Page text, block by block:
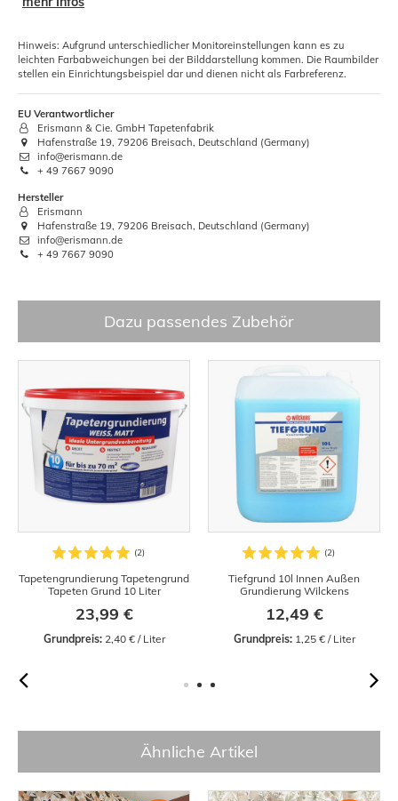
Hinweis: Aufgrund unterschiedlicher Monitoreinstellungen kann es zu
leichten Farbabweichungen bei der Bilddarstellung kommen. Die Raumbilder
stellen ein Einrichtungsbeispiel dar und dienen nicht als Farbreferenz.
EU Verantwortlicher
Erismann & Cie. GmbH Tapetenfabrik
Hafenstraße 19, 79206 Breisach, Deutschland (Germany)
info@erismann.de
+ 49 7667 9090
Hersteller
Erismann
Hafenstraße 19, 79206 Breisach, Deutschland (Germany)
info@erismann.de
+ 49 7667 9090
Dazu passendes Zubehör
Tapetengrundierung Tapetengrund
Tapeten Grund 10 Liter
23,99 €
Grundpreis: 2,40 € / Liter
Tiefgrund 10l Innen Außen
Grundierung Wilckens
12,49 €
Grundpreis: 1,25 € / Liter
Ähnliche Artikel